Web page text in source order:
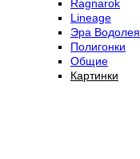
Ragnarok
Lineage
Эра Водолея
Полигонки
Общие
Картинки